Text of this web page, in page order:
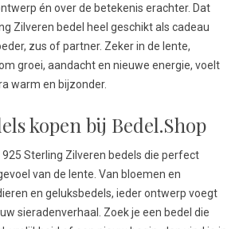
én over de betekenis erachter. Dat
Zilveren bedel heel geschikt als cadeau
zus of partner. Zeker in de lente,
groei, aandacht en nieuwe energie, voelt
warm en bijzonder.
kopen bij Bedel.Shop
925 Sterling Zilveren bedels die perfect
van de lente. Van bloemen en
en geluksbedels, ieder ontwerp voegt
sieradenverhaal. Zoek je een bedel die